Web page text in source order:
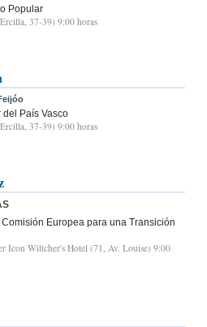
Popular
37-39) 9:00 horas
del País Vasco
37-39) 9:00 horas
Europea para una Transición
Icon Wiltcher's Hotel (71, Av. Louise) 9:00